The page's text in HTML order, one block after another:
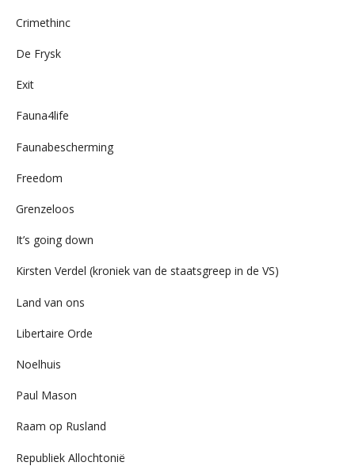
Crimethinc
De Frysk
Exit
Fauna4life
Faunabescherming
Freedom
Grenzeloos
It’s going down
Kirsten Verdel (kroniek van de staatsgreep in de VS)
Land van ons
Libertaire Orde
Noelhuis
Paul Mason
Raam op Rusland
Republiek Allochtonië